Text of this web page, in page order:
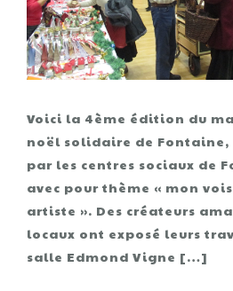
Voici la 4ème édition du
noël solidaire de Fontaine,
par les centres sociaux de
avec pour thème « mon
artiste ». Des créateurs
locaux ont exposé leurs
salle Edmond Vigne […]